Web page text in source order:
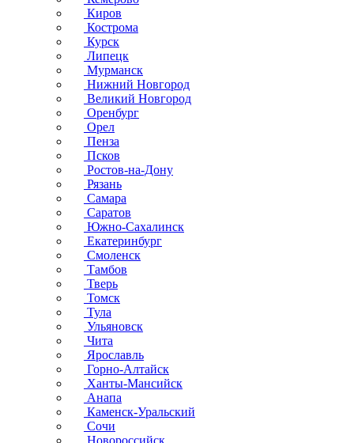
Киров
Кострома
Курск
Липецк
Мурманск
Нижний Новгород
Великий Новгород
Оренбург
Орел
Пенза
Псков
Ростов-на-Дону
Рязань
Самара
Саратов
Южно-Сахалинск
Екатеринбург
Смоленск
Тамбов
Тверь
Томск
Тула
Ульяновск
Чита
Ярославль
Горно-Алтайск
Ханты-Мансийск
Анапа
Каменск-Уральский
Сочи
Новороссийск